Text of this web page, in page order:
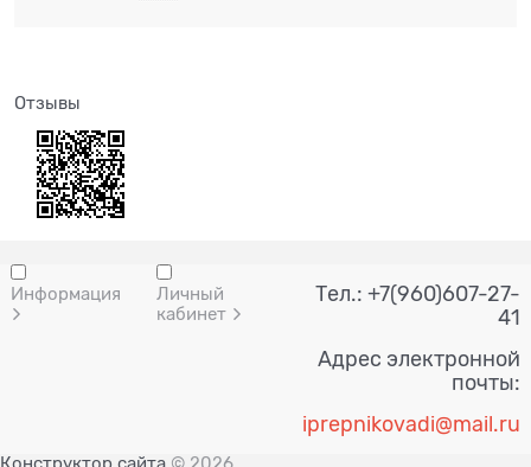
Отзывы
Информация
Личный
кабинет
Тел.: +7(960)607-27-
41
Адрес электронной
почты:
iprepnikovadi@mail.ru